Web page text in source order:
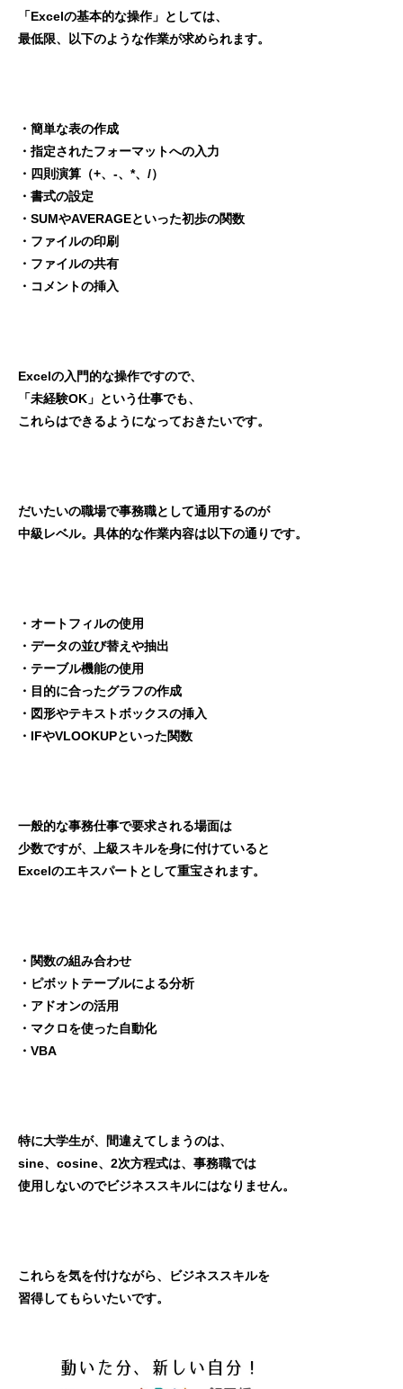
「Excelの基本的な操作」としては、
最低限、以下のような作業が求められます。
・簡単な表の作成
・指定されたフォーマットへの入力
・四則演算（+、-、*、/）
・書式の設定
・SUMやAVERAGEといった初歩の関数
・ファイルの印刷
・ファイルの共有
・コメントの挿入
Excelの入門的な操作ですので、
「未経験OK」という仕事でも、
これらはできるようになっておきたいです。
だいたいの職場で事務職として通用するのが
中級レベル。具体的な作業内容は以下の通りです。
・オートフィルの使用
・データの並び替えや抽出
・テーブル機能の使用
・目的に合ったグラフの作成
・図形やテキストボックスの挿入
・IFやVLOOKUPといった関数
一般的な事務仕事で要求される場面は
少数ですが、上級スキルを身に付けていると
Excelのエキスパートとして重宝されます。
・関数の組み合わせ
・ピボットテーブルによる分析
・アドオンの活用
・マクロを使った自動化
・VBA
特に大学生が、間違えてしまうのは、
sine、cosine、2次方程式は、事務職では
使用しないのでビジネススキルにはなりません。
これらを気を付けながら、ビジネススキルを
習得してもらいたいです。